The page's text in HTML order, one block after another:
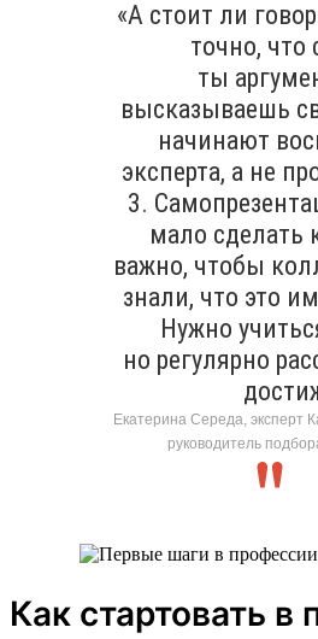
«А стоит ли
точно, что
ты
высказываешь
начинают
эксперта, а не
3.
мало сделать
важно, чтобы
знали, что это
Нужно
но регулярно
Екатерина Середа, эксперт
руководитель
Как стартовать в